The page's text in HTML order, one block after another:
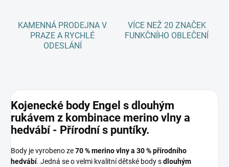
KAMENNÁ PRODEJNA V
PRAZE A RYCHLÉ
ODESLÁNÍ
VÍCE NEŽ 20 ZNAČEK
FUNKČNÍHO OBLEČENÍ
Kojenecké body Engel s dlouhým
rukávem z kombinace merino vlny a
hedvábí - Přírodní s puntíky.
Body je vyrobeno ze70 % merino vlny a 30 % přírodního
hedvábí. Jedná se o velmi kvalitní dětské body sdlouhým